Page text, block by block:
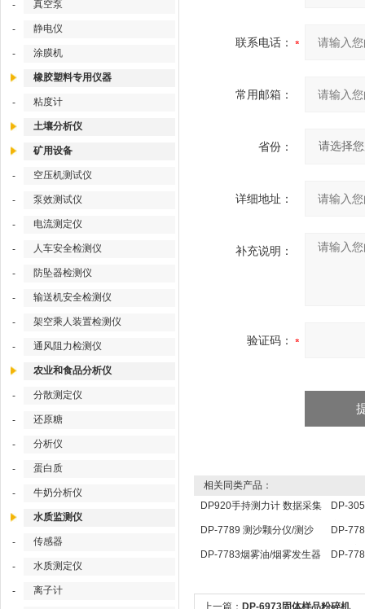
- 真空泵
- 静电仪
- 涂膜机
橡胶塑料专用仪器
- 粘度计
土壤分析仪
矿用设备
- 空压机测试仪
- 泵效测试仪
- 电流测定仪
- 人车安全检测仪
- 防坠器检测仪
- 输送机安全检测仪
- 架空乘人装置检测仪
- 通风阻力检测仪
农业和食品分析仪
- 分散测定仪
- 还原糖
- 分析仪
- 蛋白质
- 牛奶分析仪
水质监测仪
- 传感器
- 水质测定仪
- 离子计
联系电话：
常用邮箱：
省份：
详细地址：
补充说明：
验证码：
相关同类产品：
DP920手持测力计 数据采集
分析仪 压力传感器仪表
DP-
定仪
DP-7789 测沙颗分仪/测沙
颗分仪/ 测沙颗检测仪
DP-
点温度
DP-7783烟雾油/烟雾发生器
DP-
上一篇： DP-6973固体样品粉碎机